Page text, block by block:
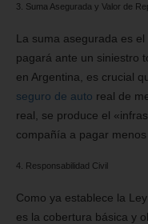
3. Suma Asegurada y Valor de
La suma asegurada es
pagará ante un siniestro
en Argentina, es crucial
seguro de auto real de
real, se produce el
compañía a pagar menos
4. Responsabilidad Civil
Como ya establece la
es la cobertura básica y